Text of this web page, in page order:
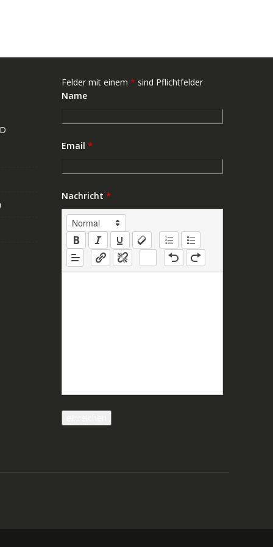
Felder mit einem * sind Pflichtfelder
Name
Email *
Nachricht *